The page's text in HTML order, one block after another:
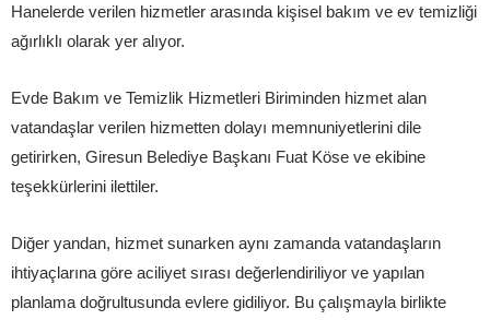
Hanelerde verilen hizmetler arasında kişisel bakım ve ev temizliği
ağırlıklı olarak yer alıyor.
Evde Bakım ve Temizlik Hizmetleri Biriminden hizmet alan
vatandaşlar verilen hizmetten dolayı memnuniyetlerini dile
getirirken, Giresun Belediye Başkanı Fuat Köse ve ekibine
teşekkürlerini ilettiler.
Diğer yandan, hizmet sunarken aynı zamanda vatandaşların
ihtiyaçlarına göre aciliyet sırası değerlendiriliyor ve yapılan
planlama doğrultusunda evlere gidiliyor. Bu çalışmayla birlikte